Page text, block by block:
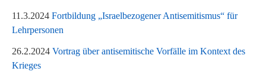
11.3.2024 Fortbildung „Israelbezogener Antisemitismus“ für
Lehrpersonen
26.2.2024 Vortrag über antisemitische Vorfälle im Kontext des
Krieges